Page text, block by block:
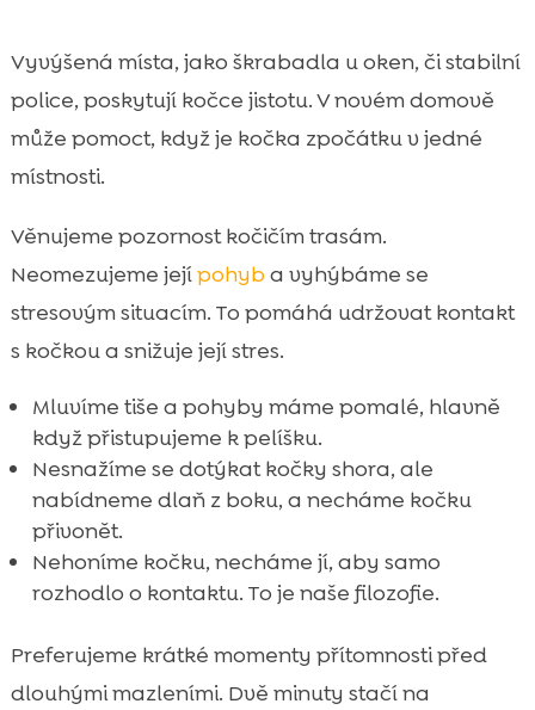
Vyvýšená místa, jako škrabadla u oken, či stabilní
police, poskytují kočce jistotu. V novém domově
může pomoct, když je kočka zpočátku v jedné
místnosti.
Věnujeme pozornost kočičím trasám.
Neomezujeme jejípohyba vyhýbáme se
stresovým situacím. To pomáhá udržovat kontakt
s kočkou a snižuje její stres.
Mluvíme tiše a pohyby máme pomalé, hlavně
když přistupujeme k pelíšku.
Nesnažíme se dotýkat kočky shora, ale
nabídneme dlaň z boku, a necháme kočku
přivonět.
Nehoníme kočku, necháme jí, aby samo
rozhodlo o kontaktu. To je naše filozofie.
Preferujeme krátké momenty přítomnosti před
dlouhými mazleními. Dvě minuty stačí na